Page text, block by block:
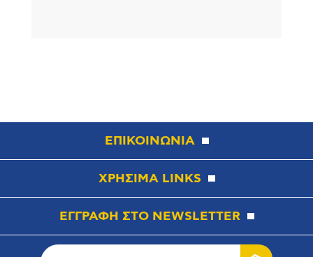
ΕΠΙΚΟΙΝΩΝΙΑ
ΧΡΗΣΙΜΑ LINKS
ΕΓΓΡΑΦΗ ΣΤΟ NEWSLETTER